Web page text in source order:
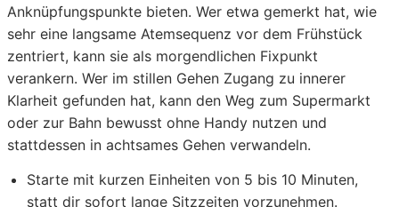
Anknüpfungspunkte bieten. Wer etwa gemerkt hat, wie
sehr eine langsame Atemsequenz vor dem Frühstück
zentriert, kann sie als morgendlichen Fixpunkt
verankern. Wer im stillen Gehen Zugang zu innerer
Klarheit gefunden hat, kann den Weg zum Supermarkt
oder zur Bahn bewusst ohne Handy nutzen und
stattdessen in achtsames Gehen verwandeln.
Starte mit kurzen Einheiten von 5 bis 10 Minuten,
statt dir sofort lange Sitzzeiten vorzunehmen.